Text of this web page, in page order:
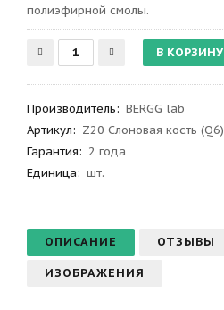
полиэфирной смолы.
Производитель: BERGG lab
Артикул: Z20 Слоновая кость (Q6)
Гарантия: 2 года
Единица: шт.
ОПИСАНИЕ ОТЗЫВЫ
ИЗОБРАЖЕНИЯ